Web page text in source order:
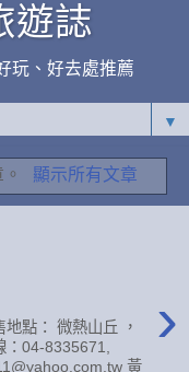
遊誌
玩、好去處推薦
▼
顯示所有文章
›
點： 微熱山丘 ，
04-8335671,
黃